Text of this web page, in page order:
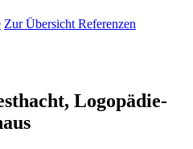
Zur Übersicht Referenzen
Logopädie-